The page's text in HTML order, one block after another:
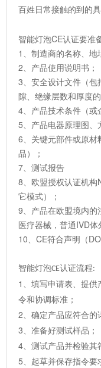
百姓日常接触的到的
智能灯泡CE认证要准
1、制造商的名称、地
2、产品使用说明书；
3、安全设计文件（包
隙、绝缘层数和厚度
4、产品技术条件（或
5、产品电器原理图、
6、关键元部件或原
品）；
7、测试报告
8、欧盟授权认证机构
它模式）；
9、产品在欧盟境内的
医疗器械，普通IVD体
10、CE符合声明（
智能灯泡CE认证流程:
1 、填写申请表、提供
令和协调标准；
2、确定产品应符合的
3、准备好测试样品；
4、测试产品并检验其
5、起草并保存指令要